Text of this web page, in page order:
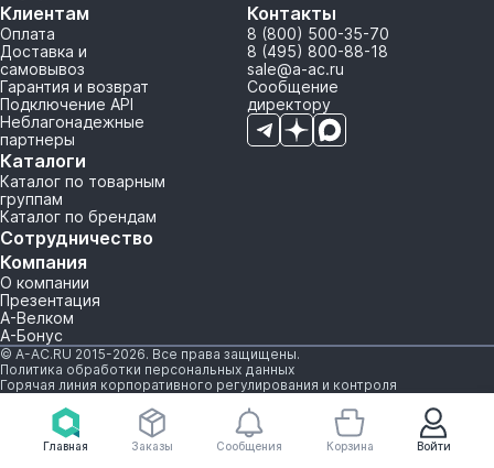
Главная Войти
Заказы Сообщения Корзина
Клиентам
Оплата
Доставка и
самовывоз
Гарантия и возврат
Подключение API
Неблагонадежные
партнеры
Каталоги
Каталог по товарным
группам
Каталог по брендам
Сотрудничество
Компания
О компании
Презентация
А-Велком
А-Бонус
Контакты
8 (800) 500-35-70
8 (495) 800-88-18
sale@a-ac.ru
Сообщение
директору
© A-AC.RU 2015-2026. Все права защищены.
Политика обработки персональных данных
Горячая линия корпоративного регулирования и контроля